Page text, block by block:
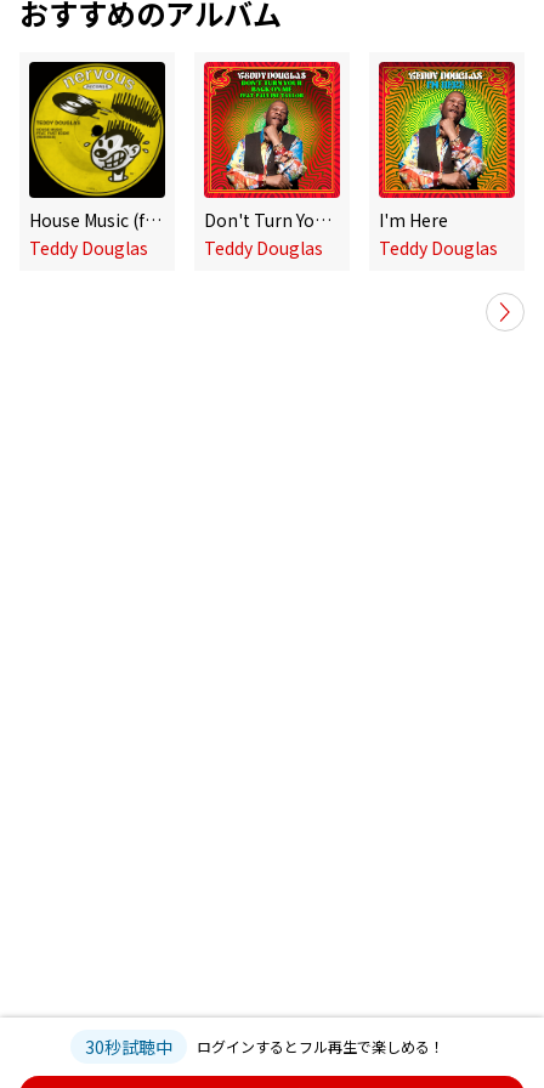
おすすめのアルバム
House Music (feat. Fast Eddie) [Remixes]
Teddy Douglas
Don't Turn Your Back On Me (feat. Pauline Taylor)
Teddy Douglas
I'm Here
Teddy Douglas
30秒試聴中 ログインするとフル再生で楽しめる！